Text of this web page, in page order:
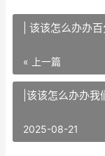
| 该该怎么办办
« 上一篇
|该该怎么办办我
2025-08-21